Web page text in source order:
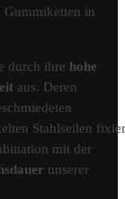
Gummiketten in
durch ihre hohe
aus. Deren
Stahlseilen
mit der
unserer